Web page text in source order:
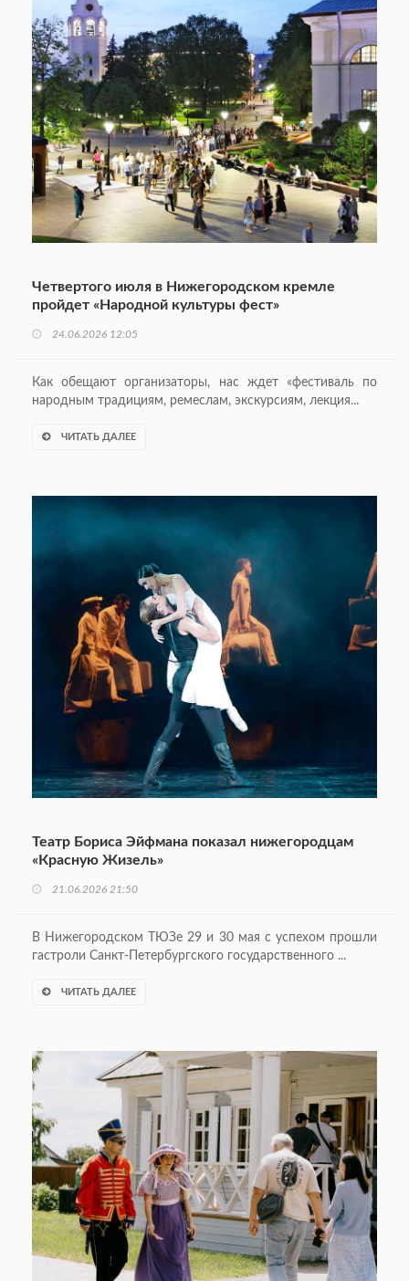
Четвертого июля в Нижегородском кремле
пройдет «Народной культуры фест»
24.06.2026 12:05
Как обещают организаторы, нас ждет «фестиваль по
народным традициям, ремеслам, экскурсиям, лекция...
ЧИТАТЬ ДАЛЕЕ
Театр Бориса Эйфмана показал нижегородцам
«Красную Жизель»
21.06.2026 21:50
В Нижегородском ТЮЗе 29 и 30 мая с успехом прошли
гастроли Санкт-Петербургского государственного ...
ЧИТАТЬ ДАЛЕЕ